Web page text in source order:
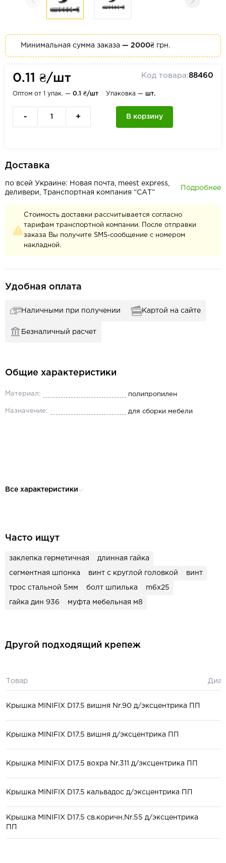
Минимальная сумма заказа — 2000₴ грн.
0.11 ₴/шт Код товара:88460
Оптом от 1 упак. — 0.1 ₴/шт Упаковка — шт.
- + В корзину
Доставка
по всей Украине: Новая почта, meest express,
деливери, Транспортная компания “САТ”
Подробнее
Стоимость доставки рассчитывается согласно
тарифам транспортной компании. После отправки
заказа Вы получите SMS-сообщение с номером
накладной.
Удобная оплата
Наличными при получении Картой на сайте
Безналичный расчет
Общие характеристики
Материал: полипропилен
Назначение: для сборки мебели
Все характеристики
Часто ищут
заклепка герметичная длинная гайка
сегментная шпонка винт с круглой головкой винт
трос стальной 5мм болт шпилька m6x25
гайка дин 936 муфта мебельная м8
Другой подходящий крепеж
Товар
Крышка MINIFIX D17.5 вишня Nr.90 д/эксцентрика ПП
Крышка MINIFIX D17.5 вишня д/эксцентрика ПП
Крышка MINIFIX D17.5 вохра Nr.311 д/эксцентрика ПП
Крышка MINIFIX D17.5 кальвадос д/эксцентрика ПП
Крышка MINIFIX D17.5 св.коричн.Nr.55 д/эксцентрика